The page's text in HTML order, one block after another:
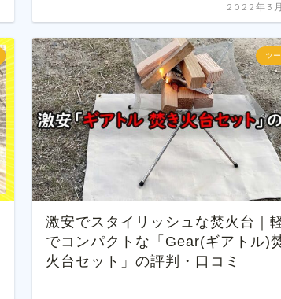
2022年3
ツ
激安でスタイリッシュな焚火台｜
でコンパクトな「Gear(ギアトル)
火台セット」の評判・口コミ